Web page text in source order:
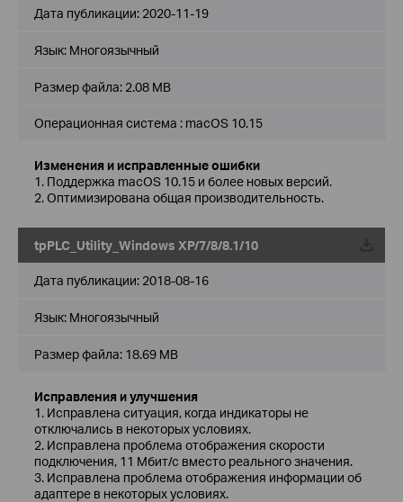
Дата публикации: 2020-11-19
Язык: Многоязычный
Размер файла: 2.08 MB
Операционная система : macOS 10.15
Изменения и исправленные ошибки
1. Поддержка macOS 10.15 и более новых версий.
2. Оптимизирована общая производительность.
tpPLC_Utility_Windows XP/7/8/8.1/10
Дата публикации: 2018-08-16
Язык: Многоязычный
Размер файла: 18.69 MB
Исправления и улучшения
1. Исправлена ситуация, когда индикаторы не
отключались в некоторых условиях.
2. Исправлена проблема отображения скорости
подключения, 11 Мбит/с вместо реального значения.
3. Исправлена проблема отображения информации об
адаптере в некоторых условиях.